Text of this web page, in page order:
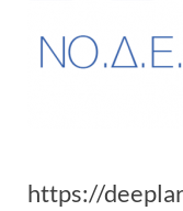
https://